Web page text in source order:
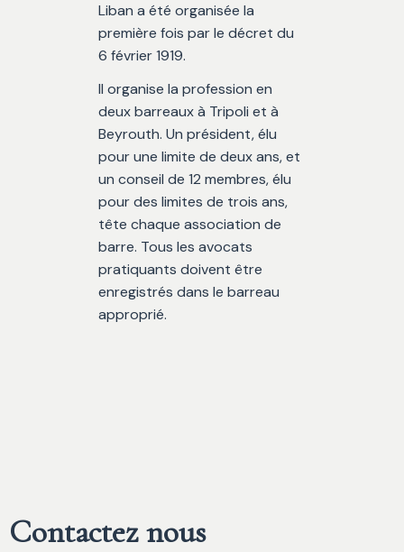
Liban a été organisée la
première fois par le décret du
6 février 1919.
Il organise la profession en
deux barreaux à Tripoli et à
Beyrouth. Un président, élu
pour une limite de deux ans, et
un conseil de 12 membres, élu
pour des limites de trois ans,
tête chaque association de
barre. Tous les avocats
pratiquants doivent être
enregistrés dans le barreau
approprié.
Contactez nous